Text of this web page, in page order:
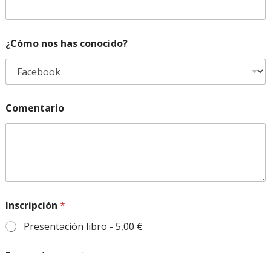
c
d
o
?
*
¿Cómo nos has conocido?
Comentario
Inscripción *
Presentación libro - 5,00 €